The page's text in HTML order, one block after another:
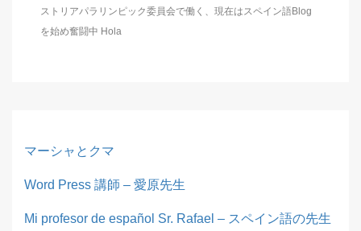
ストリアパラリンピック委員会で働く、現在はスペイン語Blog
を始め奮闘中 Hola
マーシャとクマ
Word Press 講師 – 愛原先生
Mi profesor de español Sr. Rafael – スペイン語の先生